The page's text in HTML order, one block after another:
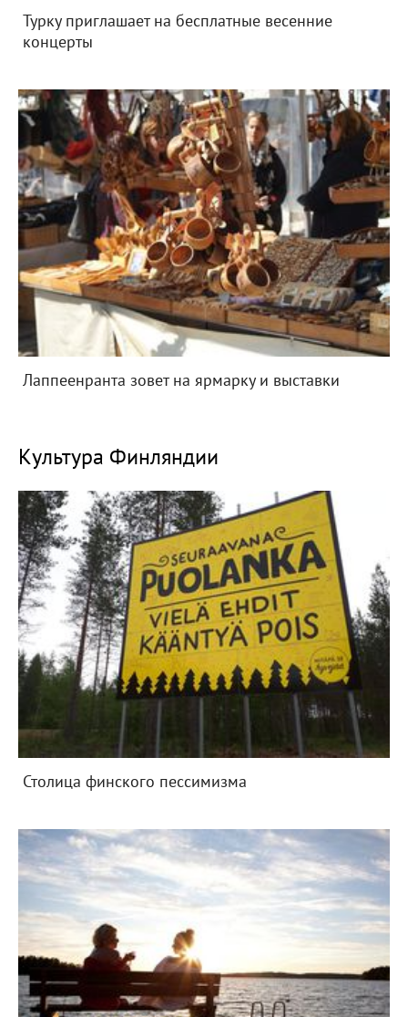
Турку приглашает на бесплатные весенние
концерты
Лаппеенранта зовет на ярмарку и выставки
Культура Финляндии
Столица финского пессимизма